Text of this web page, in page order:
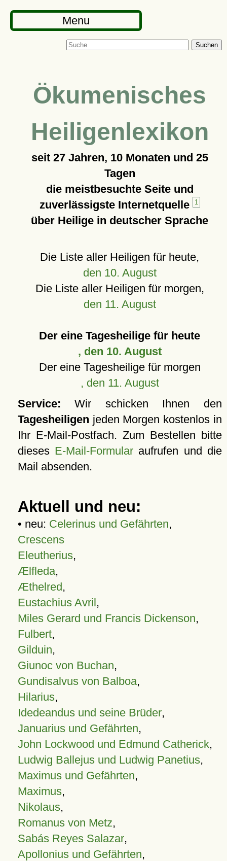
Menu
Suchen
Ökumenisches
Heiligenlexikon
seit 27 Jahren, 10 Monaten und 25
Tagen
die meistbesuchte Seite und
zuverlässigste Internetquelle
1
über Heilige in deutscher Sprache
Die Liste aller Heiligen für heute,
den 10. August
Die Liste aller Heiligen für morgen,
den 11. August
Der eine Tagesheilige für heute
, den 10. August
Der eine Tagesheilige für morgen
, den 11. August
Service: Wir schicken Ihnen den
Tagesheiligen jeden Morgen kostenlos in
Ihr E-Mail-Postfach. Zum Bestellen bitte
dieses E-Mail-Formular aufrufen und die
Mail absenden.
Aktuell und neu:
• neu: Celerinus und Gefährten,
Crescens
Eleutherius,
Ælfleda,
Æthelred,
Eustachius Avril,
Miles Gerard und Francis Dickenson,
Fulbert,
Gilduin,
Giunoc von Buchan,
Gundisalvus von Balboa,
Hilarius,
Idedeandus und seine Brüder,
Januarius und Gefährten,
John Lockwood und Edmund Catherick,
Ludwig Ballejus und Ludwig Panetius,
Maximus und Gefährten,
Maximus,
Nikolaus,
Romanus von Metz,
Sabás Reyes Salazar,
Apollonius und Gefährten,